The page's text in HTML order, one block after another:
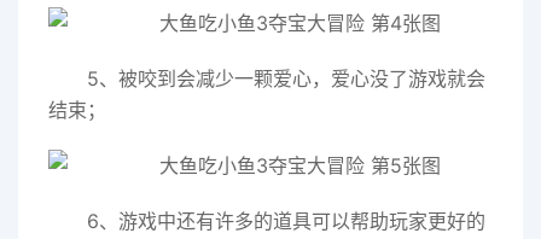
5、被咬到会减少一颗爱心，爱心没了游戏就会
结束；
6、游戏中还有许多的道具可以帮助玩家更好的